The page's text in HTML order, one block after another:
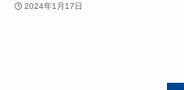
2024年1月17日